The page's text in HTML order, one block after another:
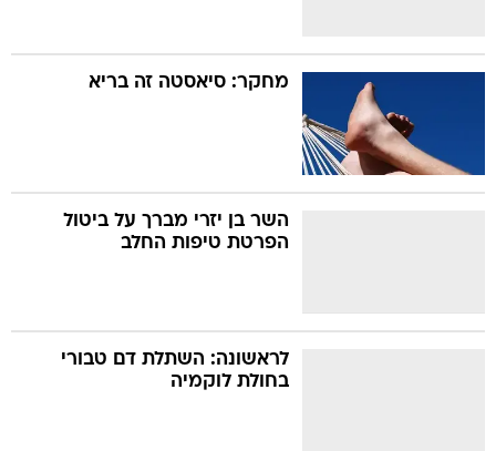
מחקר: סיאסטה זה בריא
השר בן יזרי מברך על ביטול
הפרטת טיפות החלב
לראשונה: השתלת דם טבורי
בחולת לוקמיה